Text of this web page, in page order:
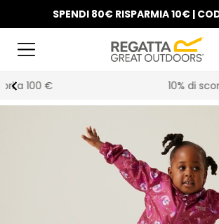
SPENDI 80€ RISPARMIA 10€ |
10% di sconto sul tuo primo